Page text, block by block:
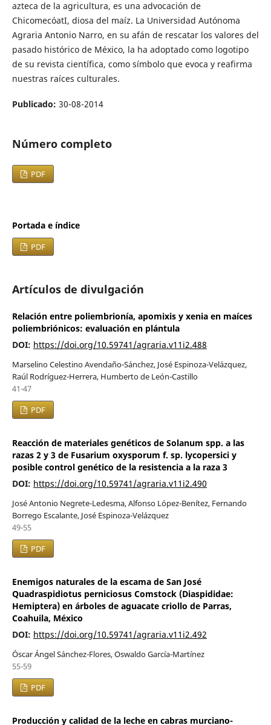
azteca de la agricultura, es una advocación de
ChicomecóatI, diosa del maíz. La Universidad Autónoma
Agraria Antonio Narro, en su afán de rescatar los valores del
pasado histórico de México, la ha adoptado como logotipo
de su revista científica, como símbolo que evoca y reafirma
nuestras raíces culturales.
Publicado: 30-08-2014
Número completo
PDF
Portada e índice
PDF
Artículos de divulgación
Relación entre poliembrionía, apomixis y xenia en maíces
poliembriónicos: evaluación en plántula
DOI: https://doi.org/10.59741/agraria.v11i2.488
Marselino Celestino Avendaño-Sánchez, José Espinoza-Velázquez,
Raúl Rodríguez-Herrera, Humberto de León-Castillo
41-47
PDF
Reacción de materiales genéticos de Solanum spp. a las
razas 2 y 3 de Fusarium oxysporum f. sp. lycopersici y
posible control genético de la resistencia a la raza 3
DOI: https://doi.org/10.59741/agraria.v11i2.490
José Antonio Negrete-Ledesma, Alfonso López-Benítez, Fernando
Borrego Escalante, José Espinoza-Velázquez
49-55
PDF
Enemigos naturales de la escama de San José
Quadraspidiotus perniciosus Comstock (Diaspididae:
Hemiptera) en árboles de aguacate criollo de Parras,
Coahuila, México
DOI: https://doi.org/10.59741/agraria.v11i2.492
Óscar Ángel Sánchez-Flores, Oswaldo García-Martínez
55-59
PDF
Producción y calidad de la leche en cabras murciano-